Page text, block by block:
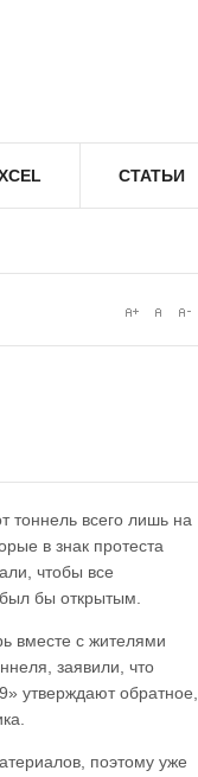
СТАТЬИ
тоннель всего лишь на
в знак протеста
чтобы все
бы открытым.
вместе с жителями
заявили, что
утверждают обратное,
поэтому уже